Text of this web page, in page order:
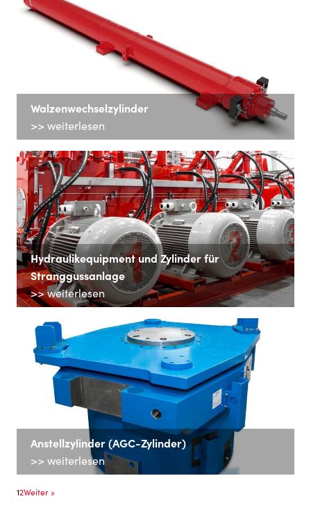
Walzenwechselzylinder
>> weiterlesen
Hydraulikequipment und Zylinder für
Stranggussanlage
>> weiterlesen
Anstellzylinder (AGC-Zylinder)
>> weiterlesen
12Weiter »